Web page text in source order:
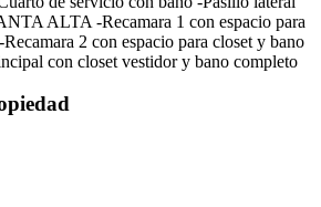
ALTA -Recamara 1 con espacio para
2 con espacio para closet y bano
con closet vestidor y bano completo